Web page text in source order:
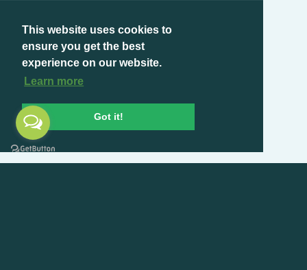
This website uses cookies to
ensure you get the best
experience on our website.
Learn more
Got it!